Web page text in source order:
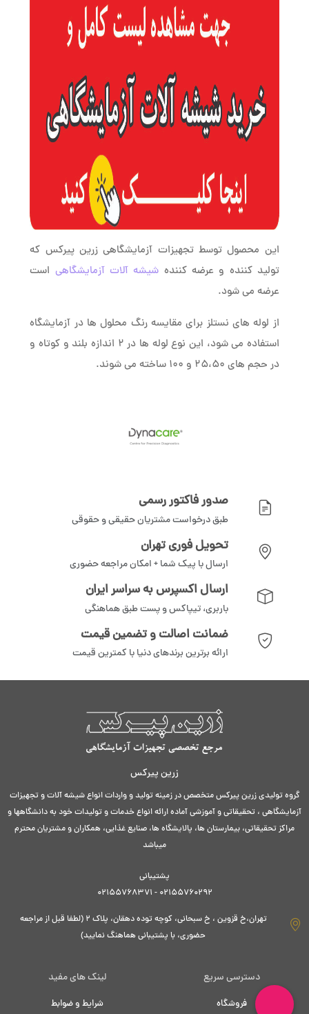
این محصول توسط تجهیزات آزمایشگاهی زرین پیرکس که
تولید کننده و عرضه کننده شیشه آلات آزمایشگاهی است
عرضه می شود.
از لوله های نستلز برای مقایسه رنگ محلول ها در آزمایشگاه
استفاده می شود، این نوع لوله ها در 2 اندازه بلند و کوتاه و
در حجم های 25،50 و 100 ساخته می شوند.
صدور فاکتور رسمی
طبق درخواست مشتریان حقیقی و حقوقی
تحویل فوری تهران
ارسال با پیک شما + امکان مراجعه حضوری
ارسال اکسپرس به سراسر ایران
باربری، تیپاکس و پست طبق هماهنگی
ضمانت اصالت و تضمین قیمت
ارائه برترین برندهای دنیا با کمترین قیمت
زرین پیرکس
گروه تولیدی زرین پیرکس متخصص در زمینه تولید و واردات انواع شیشه آلات و تجهیزات
آزمایشگاهی ، تحقیقاتی و آموزشی آماده ارائه انواع خدمات و تولیدات خود به دانشگاهها و
مراکز تحقیقاتی، بیمارستان ها، پالایشگاه ها، صنایع غذایی، همکاران و مشتریان محترم
میباشد
پشتیبانی
02155760292 - 02155768371
تهران،خ قزوین ، خ سبحانی، کوچه توده دهقان، پلاک ۲ (لطفا قبل از مراجعه
حضوری، با پشتیبانی هماهنگ نمایید)
دسترسی سریع
فروشگاه
لینک های مفید
شرایط و ضوابط